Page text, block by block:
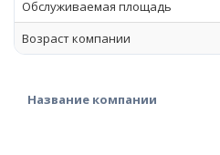
Обслуживаемая площадь
Возраст компании
Название компании